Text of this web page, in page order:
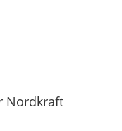
Nordkraft